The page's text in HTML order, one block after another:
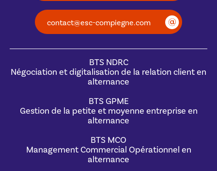
contact@esc-compiegne.com
BTS NDRC
Négociation et digitalisation de la relation client en
alternance
BTS GPME
Gestion de la petite et moyenne entreprise en
alternance
BTS MCO
Management Commercial Opérationnel en
alternance